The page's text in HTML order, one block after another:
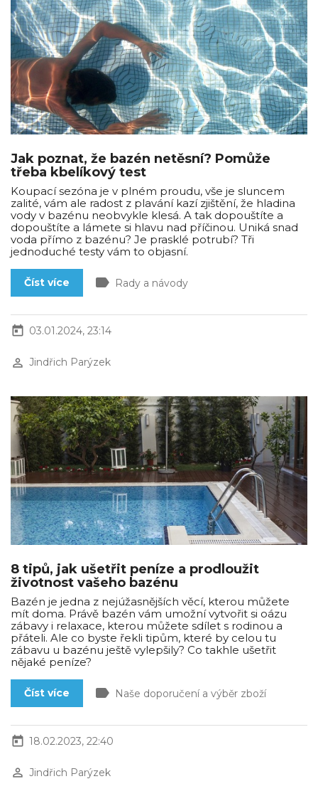
Jak poznat, že bazén netěsní? Pomůže
třeba kbelíkový test
Koupací sezóna je v plném proudu, vše je sluncem
zalité, vám ale radost z plavání kazí zjištění, že hladina
vody v bazénu neobvykle klesá. A tak dopouštíte a
dopouštíte a lámete si hlavu nad příčinou. Uniká snad
voda přímo z bazénu? Je prasklé potrubí? Tři
jednoduché testy vám to objasní.
Číst více label Rady a návody
today 03.01.2024, 23:14
perm_identity Jindřich Parýzek
8 tipů, jak ušetřit peníze a prodloužit
životnost vašeho bazénu
Bazén je jedna z nejúžasnějších věcí, kterou můžete
mít doma. Právě bazén vám umožní vytvořit si oázu
zábavy i relaxace, kterou můžete sdílet s rodinou a
přáteli. Ale co byste řekli tipům, které by celou tu
zábavu u bazénu ještě vylepšily? Co takhle ušetřit
nějaké peníze?
Číst více label Naše doporučení a výběr zboží
today 18.02.2023, 22:40
perm_identity Jindřich Parýzek